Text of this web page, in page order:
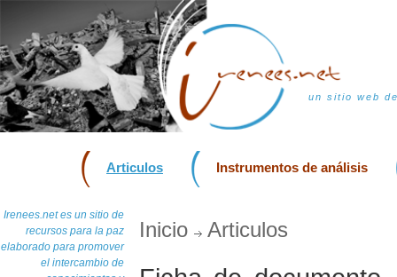
un sitio web
Articulos Instrumentos de análisis
Irenees.net es un sitio de
recursos para la paz
elaborado para promover
el intercambio de
Inicio Articulos